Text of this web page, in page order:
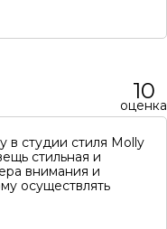
студии стиля Molly
стильная и
внимания и
осуществлять
10
оценка